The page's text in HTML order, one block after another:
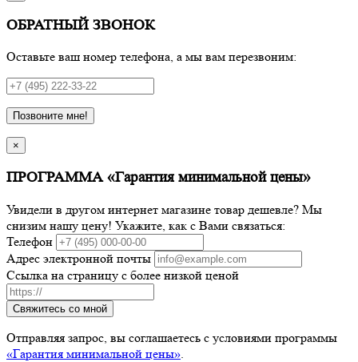
ОБРАТНЫЙ ЗВОНОК
Оставьте ваш номер телефона, а мы вам перезвоним:
Позвоните мне!
×
ПРОГРАММА «Гарантия минимальной цены»
Увидели в другом интернет магазине товар дешевле? Мы
снизим нашу цену! Укажите, как с Вами связаться:
Телефон
Адрес электронной почты
Ссылка на страницу с более низкой ценой
Свяжитесь со мной
Отправляя запрос, вы соглашаетесь с условиями программы
«Гарантия минимальной цены»